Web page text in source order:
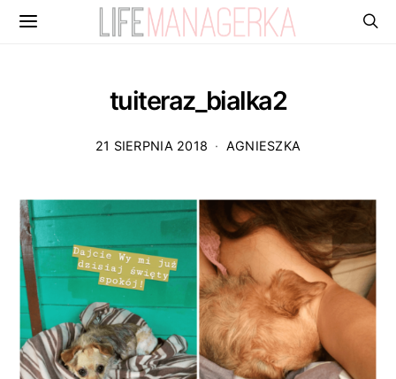
tuiteraz_bialka2
21 SIERPNIA 2018 AGNIESZKA